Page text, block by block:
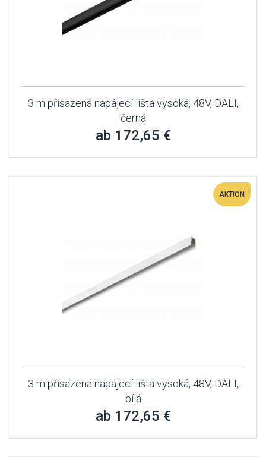
3 m přisazená napájecí lišta vysoká, 48V, DALI,
černá
ab 172,65 €
AKTION
3 m přisazená napájecí lišta vysoká, 48V, DALI,
bílá
ab 172,65 €